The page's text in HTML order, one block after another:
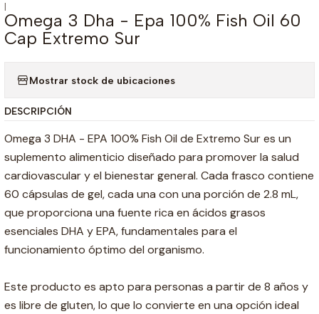
|
Omega 3 Dha - Epa 100% Fish Oil 60
Cap Extremo Sur
Mostrar stock de ubicaciones
DESCRIPCIÓN
Omega 3 DHA - EPA 100% Fish Oil de Extremo Sur es un
suplemento alimenticio diseñado para promover la salud
cardiovascular y el bienestar general. Cada frasco contiene
60 cápsulas de gel, cada una con una porción de 2.8 mL,
que proporciona una fuente rica en ácidos grasos
esenciales DHA y EPA, fundamentales para el
funcionamiento óptimo del organismo.
Este producto es apto para personas a partir de 8 años y
es libre de gluten, lo que lo convierte en una opción ideal